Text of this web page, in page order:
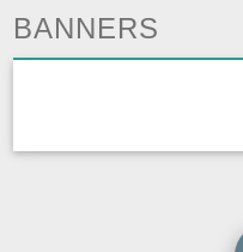
BANNERS